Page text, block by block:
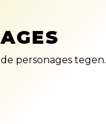
personages tegen.